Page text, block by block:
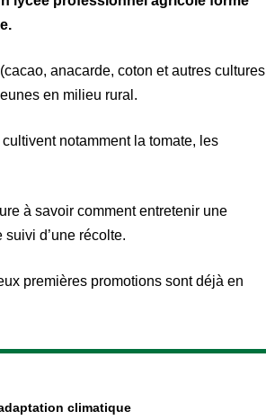
anacarde, coton et autres cultures
en milieu rural.
notamment la tomate, les
à savoir comment entretenir une
d’une récolte.
premières promotions sont déjà en
climatique